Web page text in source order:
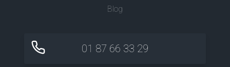
Blog
01 87 66 33 29